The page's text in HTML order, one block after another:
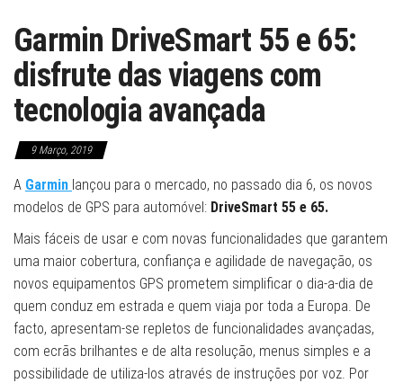
Garmin DriveSmart 55 e 65:
disfrute das viagens com
tecnologia avançada
9 Março, 2019
A Garmin lançou para o mercado, no passado dia 6, os novos
modelos de GPS para automóvel: DriveSmart 55 e 65.
Mais fáceis de usar e com novas funcionalidades que garantem
uma maior cobertura, confiança e agilidade de navegação, os
novos equipamentos GPS prometem simplificar o dia-a-dia de
quem conduz em estrada e quem viaja por toda a Europa. De
facto, apresentam-se repletos de funcionalidades avançadas,
com ecrãs brilhantes e de alta resolução, menus simples e a
possibilidade de utiliza-los através de instruções por voz. Por